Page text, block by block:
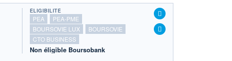
ÉLIGIBILITÉ
PEA
PEA-PME
BOURSOVIE LUX
BOURSOVIE
CTO BUSINESS
Non éligible Boursobank